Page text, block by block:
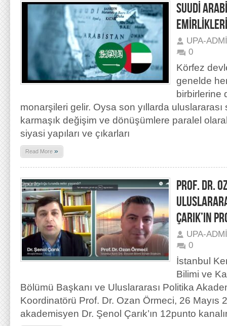
SUUDİ
UPA-
0
Körfez
genelde
birbirlerine
monarşileri gelir. Oysa son yıllarda uluslararası
karmaşık değişim ve dönüşümlere paralel
siyasi yapıları ve çıkarları
Read More »
PROF. DR.
ÇARIK’IN
UPA-
0
İstanbul
Bilimi ve
Bölümü Başkanı ve Uluslararası Politika
Koordinatörü Prof. Dr. Ozan Örmeci, 26 Mayıs
akademisyen Dr. Şenol Çarık’ın 12punto